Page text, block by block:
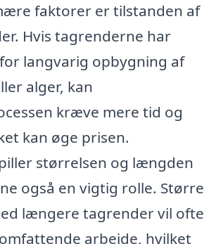
faktorer er tilstanden af
Hvis tagrenderne har
langvarig opbygning af
alger, kan
kræve mere tid og
kan øge prisen.
størrelsen og længden
også en vigtig rolle. Større
længere tagrender vil ofte
arbejde, hvilket